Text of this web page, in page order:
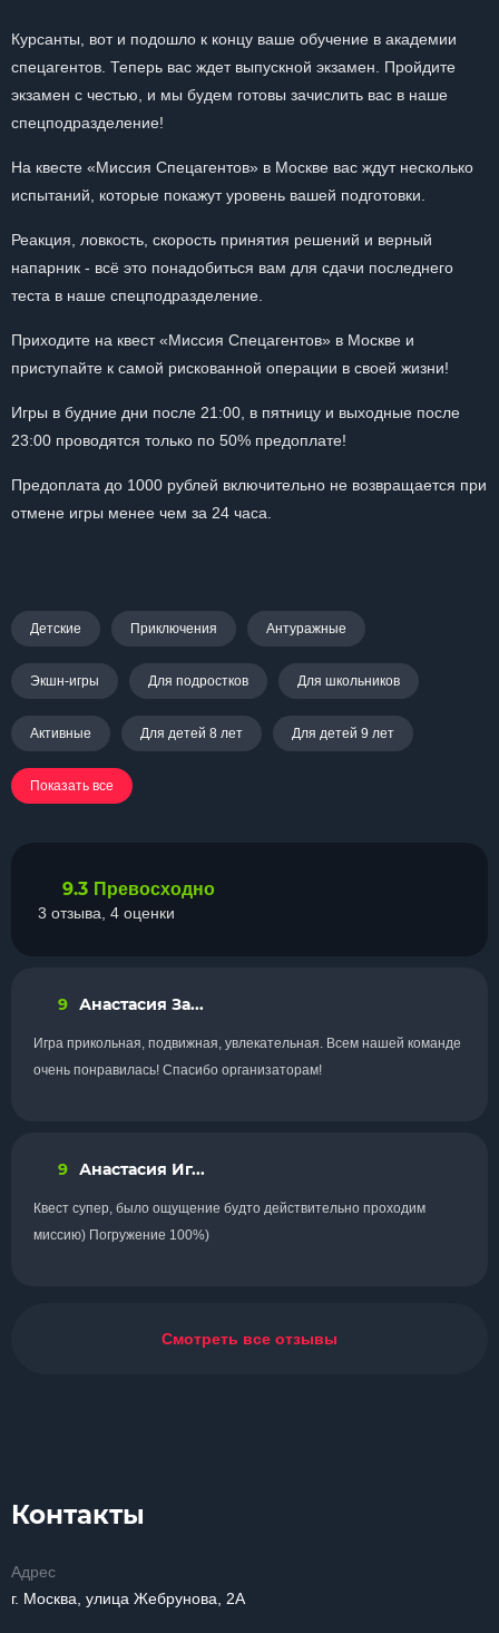
Курсанты, вот и подошло к концу ваше обучение в академии
спецагентов. Теперь вас ждет выпускной экзамен. Пройдите
экзамен с честью, и мы будем готовы зачислить вас в наше
спецподразделение!
На квесте «Миссия Спецагентов» в Москве вас ждут несколько
испытаний, которые покажут уровень вашей подготовки.
Реакция, ловкость, скорость принятия решений и верный
напарник - всё это понадобиться вам для сдачи последнего
теста в наше спецподразделение.
Приходите на квест «Миссия Спецагентов» в Москве и
приступайте к самой рискованной операции в своей жизни!
Игры в будние дни после 21:00 , в пятницу и выходные после
23:00 проводятся только по 50% предоплате!
Предоплата до 1000 рублей включительно не возвращается при
отмене игры менее чем за 24 часа.
Детские Приключения Антуражные
Экшн-игры Для подростков Для школьников
Активные Для детей 8 лет Для детей 9 лет
Показать все
9.3 Превосходно
3 отзыва, 4 оценки
9 Анастасия За...
Игра прикольная, подвижная, увлекательная. Всем нашей команде
очень понравилась! Спасибо организаторам!
9 Анастасия Иг...
Квест супер, было ощущение будто действительно проходим
миссию) Погружение 100%)
Смотреть все отзывы
Контакты
Адрес
г. Москва, улица Жебрунова, 2А